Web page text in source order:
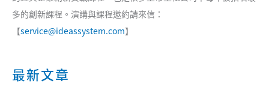
多的創新課程。演講與課程邀約請來信：
【service@ideassystem.com】
最新文章